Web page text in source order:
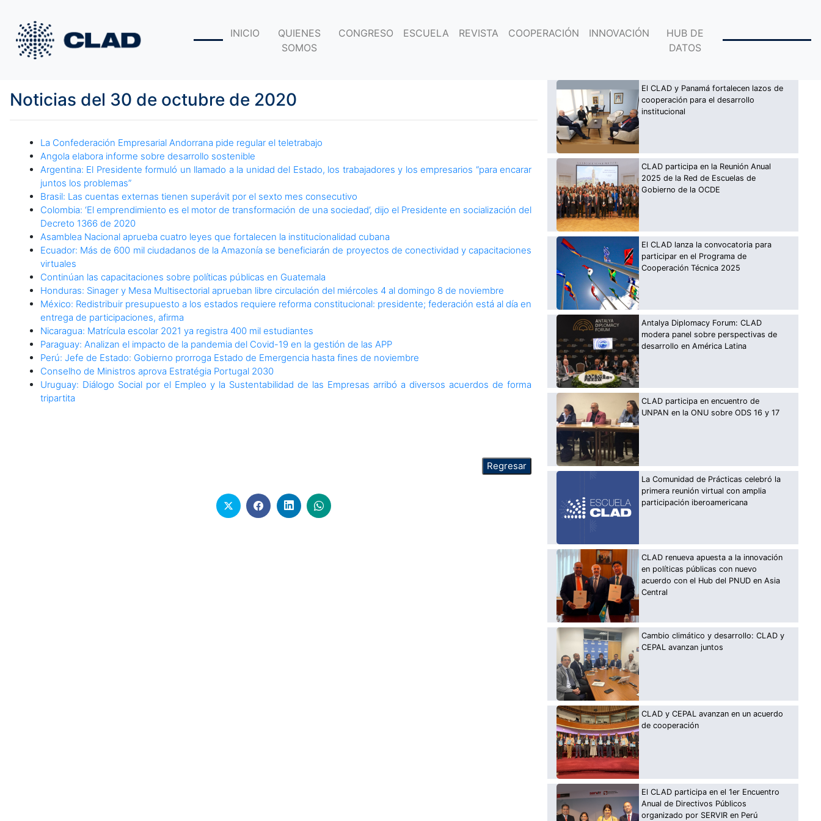
INICIO
QUIENES
SOMOS
CONGRESO ESCUELA REVISTA COOPERACIÓN INNOVACIÓN
HUB DE
DATOS
Noticias del 30 de octubre de 2020
La Confederación Empresarial Andorrana pide regular el teletrabajo
Angola elabora informe sobre desarrollo sostenible
Argentina: El Presidente formuló un llamado a la unidad del Estado, los trabajadores y los empresarios “para encarar
juntos los problemas”
Brasil: Las cuentas externas tienen superávit por el sexto mes consecutivo
Colombia: ‘El emprendimiento es el motor de transformación de una sociedad’, dijo el Presidente en socialización del
Decreto 1366 de 2020
Asamblea Nacional aprueba cuatro leyes que fortalecen la institucionalidad cubana
Ecuador: Más de 600 mil ciudadanos de la Amazonía se beneficiarán de proyectos de conectividad y capacitaciones
virtuales
Continúan las capacitaciones sobre políticas públicas en Guatemala
Honduras: Sinager y Mesa Multisectorial aprueban libre circulación del miércoles 4 al domingo 8 de noviembre
México: Redistribuir presupuesto a los estados requiere reforma constitucional: presidente; federación está al día en
entrega de participaciones, afirma
Nicaragua: Matrícula escolar 2021 ya registra 400 mil estudiantes
Paraguay: Analizan el impacto de la pandemia del Covid-19 en la gestión de las APP
Perú: Jefe de Estado: Gobierno prorroga Estado de Emergencia hasta fines de noviembre
Conselho de Ministros aprova Estratégia Portugal 2030
Uruguay: Diálogo Social por el Empleo y la Sustentabilidad de las Empresas arribó a diversos acuerdos de forma
tripartita
El CLAD y Panamá fortalecen lazos de
cooperación para el desarrollo
institucional
CLAD participa en la Reunión Anual
2025 de la Red de Escuelas de
Gobierno de la OCDE
El CLAD lanza la convocatoria para
participar en el Programa de
Cooperación Técnica 2025
Antalya Diplomacy Forum: CLAD
modera panel sobre perspectivas de
desarrollo en América Latina
CLAD participa en encuentro de
UNPAN en la ONU sobre ODS 16 y 17
La Comunidad de Prácticas celebró la
primera reunión virtual con amplia
participación iberoamericana
CLAD renueva apuesta a la innovación
en políticas públicas con nuevo
acuerdo con el Hub del PNUD en Asia
Central
Cambio climático y desarrollo: CLAD y
CEPAL avanzan juntos
CLAD y CEPAL avanzan en un acuerdo
de cooperación
El CLAD participa en el 1er Encuentro
Anual de Directivos Públicos
organizado por SERVIR en Perú